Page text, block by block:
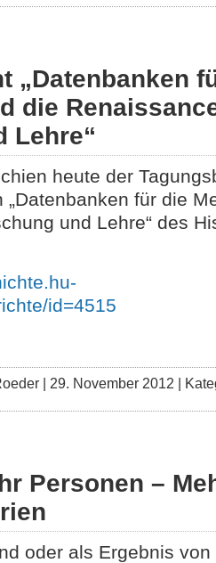
„Datenbanken
die
Lehre“
heute der
„Datenbanken für die
und Lehre“ des
id=4515
| 29. November 2012 |
Personen –
oder als Ergebnis von